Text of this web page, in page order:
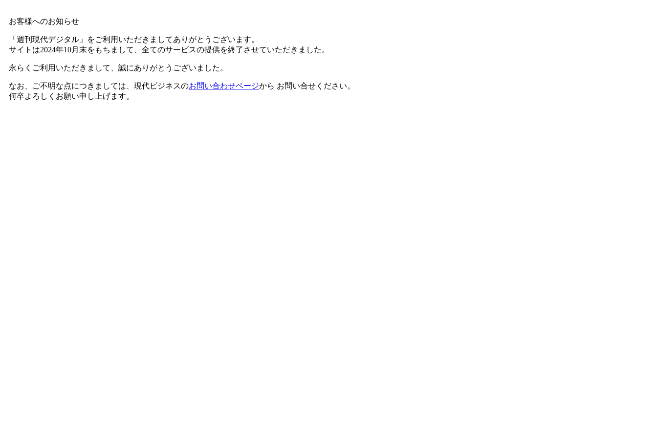
お客様へのお知らせ
「週刊現代デジタル」をご利用いただきましてありがとうございます。
サイトは2024年10月末をもちまして、全てのサービスの提供を終了させていただきました。
永らくご利用いただきまして、誠にありがとうございました。
なお、ご不明な点につきましては、現代ビジネスのお問い合わせページから お問い合せください。
何卒よろしくお願い申し上げます。